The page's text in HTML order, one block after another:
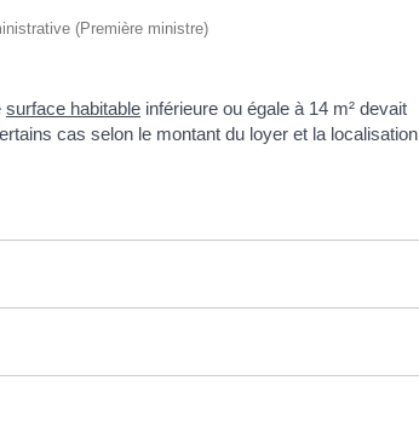
(Première ministre)
surface habitable inférieure ou égale à 14 m² devait
cas selon le montant du loyer et la